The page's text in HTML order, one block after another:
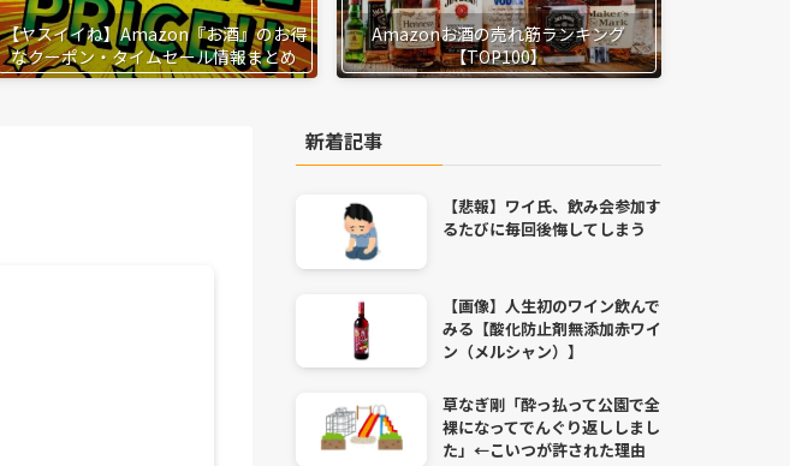
【ヤスイイね】Amazon『お酒』のお得
なクーポン・タイムセール情報まとめ
Amazonお酒の売れ筋ランキング
【TOP100】
新着記事
【悲報】ワイ氏、飲み会参加す
るたびに毎回後悔してしまう
【画像】人生初のワイン飲んで
みる【酸化防止剤無添加赤ワイ
ン（メルシャン）】
草なぎ剛「酔っ払って公園で全
裸になってでんぐり返ししまし
た」←こいつが許された理由